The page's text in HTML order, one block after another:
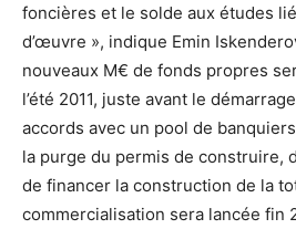
foncières et le solde aux études
d’œuvre », indique Emin
nouveaux M€ de fonds propres
l’été 2011, juste avant le
accords avec un pool de
la purge du permis de construire,
de financer la construction de la
commercialisation sera lancée fin